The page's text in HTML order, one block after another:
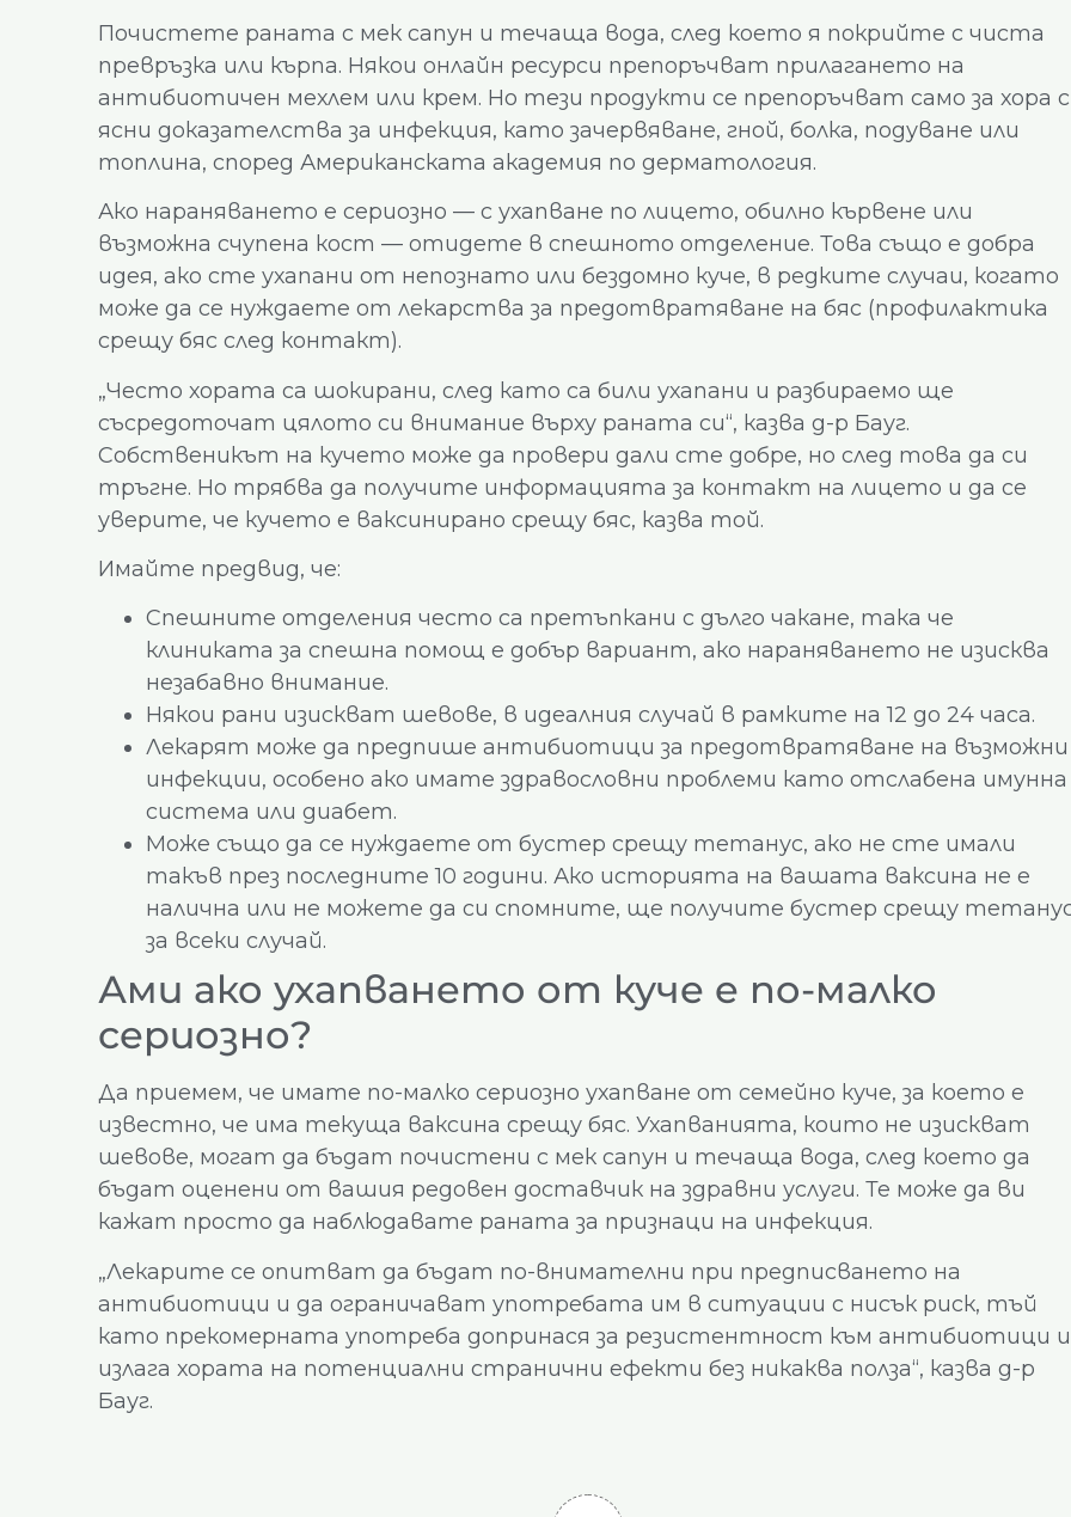
Почистете раната с мек сапун и течаща вода, след което я покрийте с чиста
превръзка или кърпа. Някои онлайн ресурси препоръчват прилагането на
антибиотичен мехлем или крем. Но тези продукти се препоръчват само за хора с
ясни доказателства за инфекция, като зачервяване, гной, болка, подуване или
топлина, според Американската академия по дерматология.
Ако нараняването е сериозно — с ухапване по лицето, обилно кървене или
възможна счупена кост — отидете в спешното отделение. Това също е добра
идея, ако сте ухапани от непознато или бездомно куче, в редките случаи, когато
може да се нуждаете от лекарства за предотвратяване на бяс (профилактика
срещу бяс след контакт).
„Често хората са шокирани, след като са били ухапани и разбираемо ще
съсредоточат цялото си внимание върху раната си“, казва д-р Бауг.
Собственикът на кучето може да провери дали сте добре, но след това да си
тръгне. Но трябва да получите информацията за контакт на лицето и да се
уверите, че кучето е ваксинирано срещу бяс, казва той.
Имайте предвид, че:
Спешните отделения често са претъпкани с дълго чакане, така че
клиниката за спешна помощ е добър вариант, ако нараняването не изисква
незабавно внимание.
Някои рани изискват шевове, в идеалния случай в рамките на 12 до 24 часа.
Лекарят може да предпише антибиотици за предотвратяване на възможни
инфекции, особено ако имате здравословни проблеми като отслабена имунна
система или диабет.
Може също да се нуждаете от бустер срещу тетанус, ако не сте имали
такъв през последните 10 години. Ако историята на вашата ваксина не е
налична или не можете да си спомните, ще получите бустер срещу
за всеки случай.
Ами ако ухапването от куче е по-малко
сериозно?
Да приемем, че имате по-малко сериозно ухапване от семейно куче, за което е
известно, че има текуща ваксина срещу бяс. Ухапванията, които не изискват
шевове, могат да бъдат почистени с мек сапун и течаща вода, след което да
бъдат оценени от вашия редовен доставчик на здравни услуги. Те може да ви
кажат просто да наблюдавате раната за признаци на инфекция.
„Лекарите се опитват да бъдат по-внимателни при предписването на
антибиотици и да ограничават употребата им в ситуации с нисък риск, тъй
като прекомерната употреба допринася за резистентност към антибиотици и
излага хората на потенциални странични ефекти без никаква полза“, казва д-р
Бауг.